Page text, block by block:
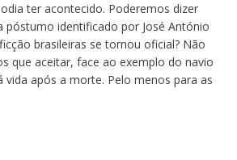
ter acontecido. Poderemos dizer
póstumo identificado por José António
brasileiras se tornou oficial? Não
que aceitar, face ao exemplo do navio
vida após a morte. Pelo menos para as